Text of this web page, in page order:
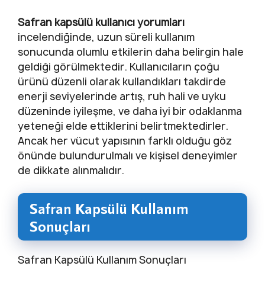
Safran kapsülü kullanıcı yorumları
incelendiğinde, uzun süreli kullanım
sonucunda olumlu etkilerin daha belirgin hale
geldiği görülmektedir. Kullanıcıların çoğu
ürünü düzenli olarak kullandıkları takdirde
enerji seviyelerinde artış, ruh hali ve uyku
düzeninde iyileşme, ve daha iyi bir odaklanma
yeteneği elde ettiklerini belirtmektedirler.
Ancak her vücut yapısının farklı olduğu göz
önünde bulundurulmalı ve kişisel deneyimler
de dikkate alınmalıdır.
Safran Kapsülü Kullanım
Sonuçları
Safran Kapsülü Kullanım Sonuçları